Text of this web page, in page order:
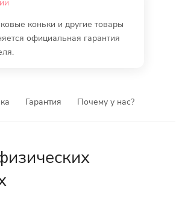
коньки и другие товары
официальная гарантия
Гарантия Почему у нас?